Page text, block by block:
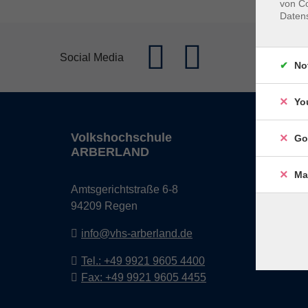
Social Media
Volkshochschule
ARBERLAND
Amtsgerichtstraße 6-8
94209 Regen
info@vhs-arberland.de
Tel.: +49 9921 9605 4400
Fax: +49 9921 9605 4455
08:30
von